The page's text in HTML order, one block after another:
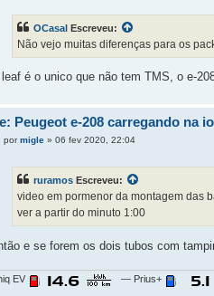
OCasal Escreveu:
Não vejo muitas diferenças para os
é o unico que não tem TMS, o e-
Peugeot e-208 carregando na
Mpormigle» 06 fev 2020, 22:04
ruramos Escreveu:
video em pormenor da montagem das
ver a partir do minuto 1:00
e se forem os dois tubos com
EV — Prius+